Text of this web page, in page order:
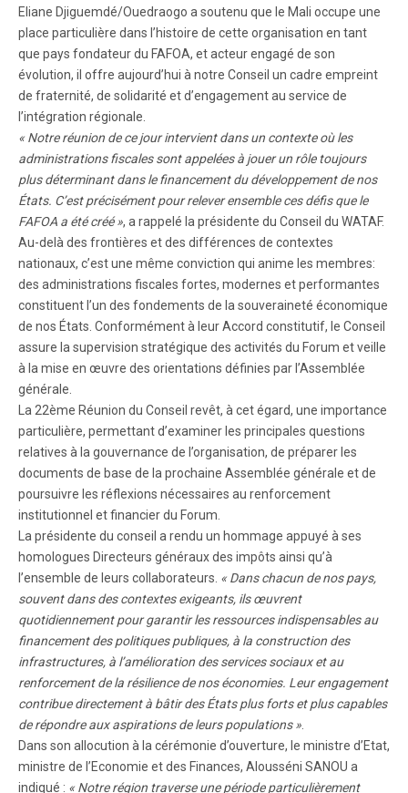
Eliane Djiguemdé/Ouedraogo a soutenu que le Mali occupe une
place particulière dans l’histoire de cette organisation en tant
que pays fondateur du FAFOA, et acteur engagé de son
évolution, il offre aujourd’hui à notre Conseil un cadre empreint
de fraternité, de solidarité et d’engagement au service de
l’intégration régionale.
« Notre réunion de ce jour intervient dans un contexte où les
administrations fiscales sont appelées à jouer un rôle toujours
plus déterminant dans le financement du développement de nos
États. C’est précisément pour relever ensemble ces défis que le
FAFOA a été créé », a rappelé la présidente du Conseil du WATAF.
Au-delà des frontières et des différences de contextes
nationaux, c’est une même conviction qui anime les membres:
des administrations fiscales fortes, modernes et performantes
constituent l’un des fondements de la souveraineté économique
de nos États. Conformément à leur Accord constitutif, le Conseil
assure la supervision stratégique des activités du Forum et veille
à la mise en œuvre des orientations définies par l’Assemblée
générale.
La 22ème Réunion du Conseil revêt, à cet égard, une importance
particulière, permettant d’examiner les principales questions
relatives à la gouvernance de l’organisation, de préparer les
documents de base de la prochaine Assemblée générale et de
poursuivre les réflexions nécessaires au renforcement
institutionnel et financier du Forum.
La présidente du conseil a rendu un hommage appuyé à ses
homologues Directeurs généraux des impôts ainsi qu’à
l’ensemble de leurs collaborateurs. « Dans chacun de nos pays,
souvent dans des contextes exigeants, ils œuvrent
quotidiennement pour garantir les ressources indispensables au
financement des politiques publiques, à la construction des
infrastructures, à l’amélioration des services sociaux et au
renforcement de la résilience de nos économies. Leur engagement
contribue directement à bâtir des États plus forts et plus capables
de répondre aux aspirations de leurs populations ».
Dans son allocution à la cérémonie d’ouverture, le ministre d’Etat,
ministre de l’Economie et des Finances, Alousséni SANOU a
indiqué : « Notre région traverse une période particulièrement